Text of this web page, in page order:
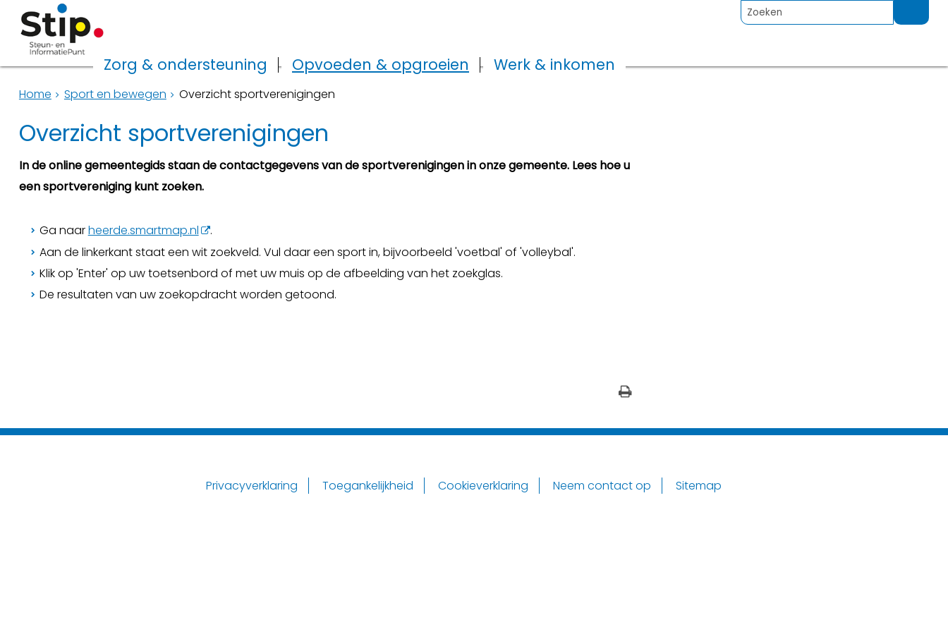
Zorg & ondersteuning Opvoeden & opgroeien Werk & inkomen
Home Sport en bewegen Overzicht sportverenigingen
Overzicht sportverenigingen
In de online gemeentegids staan de contactgegevens van de sportverenigingen in onze gemeente. Lees hoe u
een sportvereniging kunt zoeken.
Ga naarheerde.smartmap.nl
.
Aan de linkerkant staat een wit zoekveld. Vul daar een sport in, bijvoorbeeld 'voetbal' of 'volleybal'.
Klik op 'Enter' op uw toetsenbord of met uw muis op de afbeelding van het zoekglas.
De resultaten van uw zoekopdracht worden getoond.
Privacyverklaring Toegankelijkheid Cookieverklaring Neem contact op Sitemap